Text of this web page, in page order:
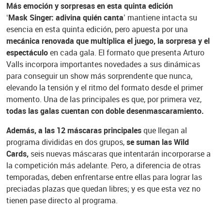
Más emoción y sorpresas en esta quinta edición
‘Mask Singer: adivina quién canta’ mantiene intacta su
esencia en esta quinta edición, pero apuesta por una
mecánica renovada que multiplica el juego, la sorpresa y el
espectáculoen cada gala. El formato que presenta Arturo
Valls incorpora importantes novedades a sus dinámicas
para conseguir un show más sorprendente que nunca,
elevando la tensión y el ritmo del formato desde el primer
momento. Una de las principales es que, por primera vez,
todas las galas cuentan con doble desenmascaramiento.
Además, a las 12 máscaras principalesque llegan al
programa divididas en dos grupos,se suman las Wild
Cards,seis nuevas máscaras que intentarán incorporarse a
la competición más adelante. Pero, a diferencia de otras
temporadas, deben enfrentarse entre ellas para lograr las
preciadas plazas que quedan libres; y es que esta vez no
tienen pase directo al programa.